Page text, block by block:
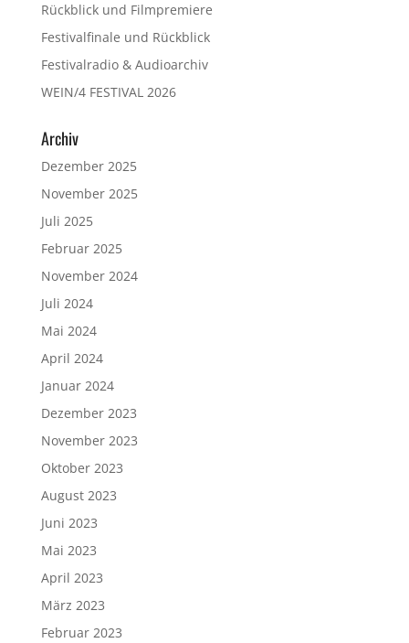
Rückblick und Filmpremiere
Festivalfinale und Rückblick
Festivalradio & Audioarchiv
WEIN/4 FESTIVAL 2026
Archiv
Dezember 2025
November 2025
Juli 2025
Februar 2025
November 2024
Juli 2024
Mai 2024
April 2024
Januar 2024
Dezember 2023
November 2023
Oktober 2023
August 2023
Juni 2023
Mai 2023
April 2023
März 2023
Februar 2023